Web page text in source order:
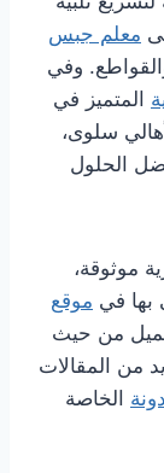
معلم جبس
وفي
المتميز في
سلوى،
الحلول
موثوقة،
بها في موقع
من حيث
من المقالات
الخاصة